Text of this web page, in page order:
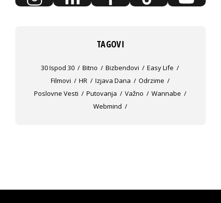
TAGOVI
30 Ispod 30 Bitno Bizbendovi
Easy Life
Filmovi
HR Izjava Dana
Odrzime
Poslovne Vesti
Putovanja Važno
Wannabe
Webmind